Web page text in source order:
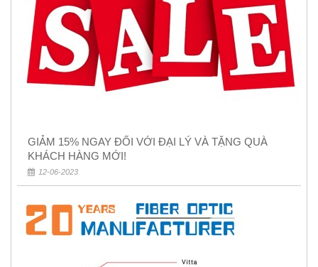
GIẢM 15% NGAY ĐỐI VỚI ĐẠI LÝ VÀ TẶNG QUÀ
KHÁCH HÀNG MỚI!
12-06-2023